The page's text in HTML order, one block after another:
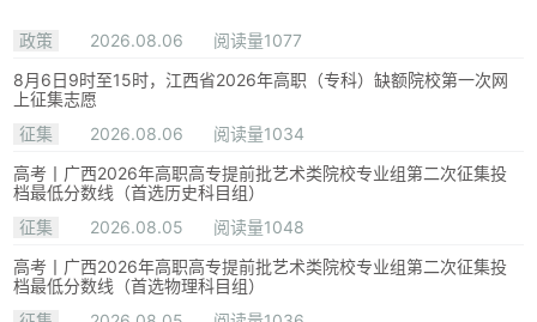
政策 2026.08.06
阅读量1077
8月6日9时至15时，江西省2026年高职（专科）缺额院校第一次网
上征集志愿
征集
2026.08.06
阅读量1034
高考丨广西2026年高职高专提前批艺术类院校专业组第二次征集投
档最低分数线（首选历史科目组）
征集
2026.08.05
阅读量1048
高考丨广西2026年高职高专提前批艺术类院校专业组第二次征集投
档最低分数线（首选物理科目组）